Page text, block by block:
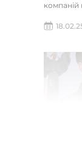
компаній